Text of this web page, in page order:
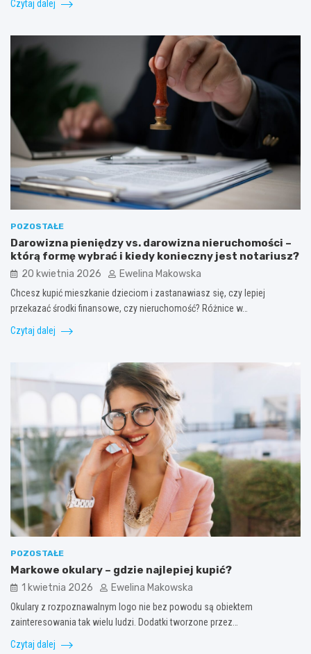
Czytaj dalej
POZOSTAŁE
Darowizna pieniędzy vs. darowizna nieruchomości –
którą formę wybrać i kiedy konieczny jest notariusz?
20 kwietnia 2026 Ewelina Makowska
Chcesz kupić mieszkanie dzieciom i zastanawiasz się, czy lepiej
przekazać środki finansowe, czy nieruchomość? Różnice w…
Czytaj dalej
POZOSTAŁE
Markowe okulary – gdzie najlepiej kupić?
1 kwietnia 2026 Ewelina Makowska
Okulary z rozpoznawalnym logo nie bez powodu są obiektem
zainteresowania tak wielu ludzi. Dodatki tworzone przez…
Czytaj dalej